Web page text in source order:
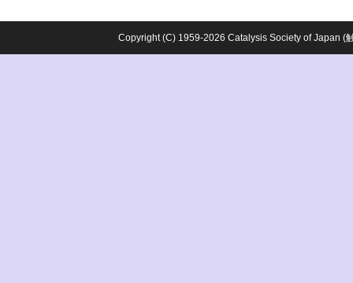
Copyright (C) 1959-2026 Catalysis Society of Japan (